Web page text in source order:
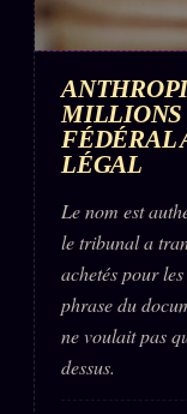
MILLIONS
FÉDÉRAL
LÉGAL
Le nom est
le tribunal a
achetés pour
phrase du
ne voulait pas
dessus.